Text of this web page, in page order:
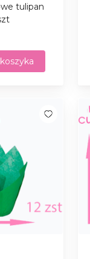
tulipan